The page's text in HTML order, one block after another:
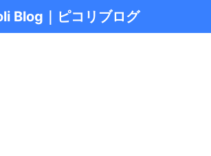
Blog｜ピコリブログ